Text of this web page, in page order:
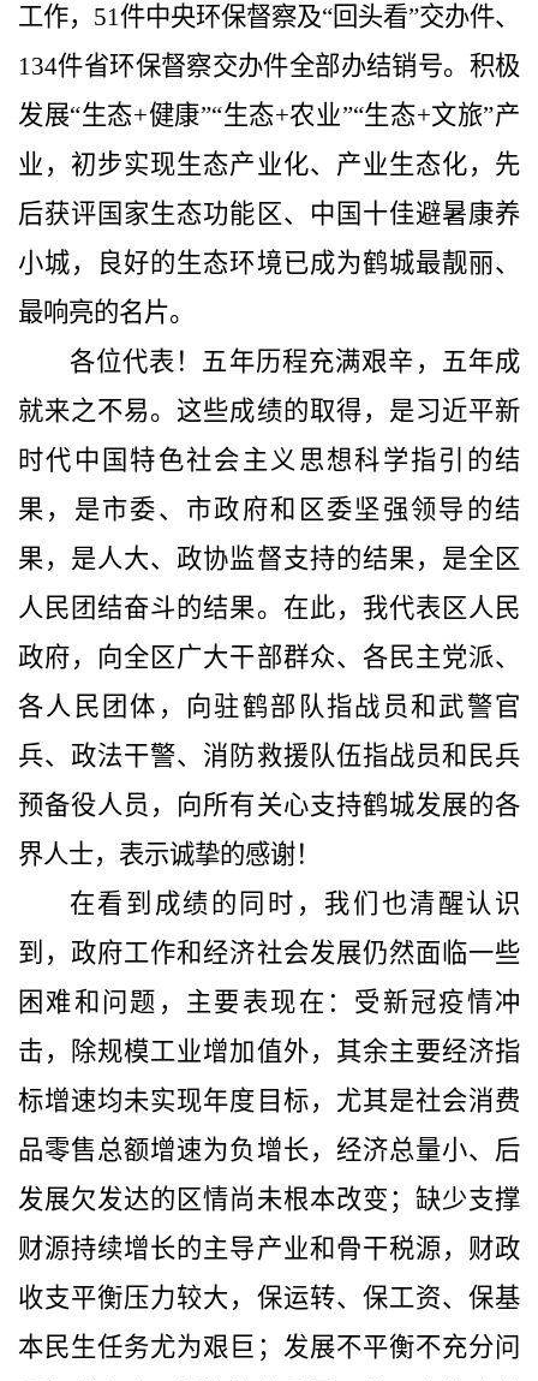
工作， 51件中央环保督察及“回头看”交办件、
134件省环保督察交办件全部办结销号。积极
发展“生态+健康”“生态+农业”“生态+文旅”产
业，初步实现生态产业化、产业生态化，先
后获评国家生态功能区、中国十佳避暑康养
小城，良好的生态环境已成为鹤城最靓丽、
最响亮的名片。
各位代表！五年历程充满艰辛，五年成
就来之不易。这些成绩的取得，是习近平新
时代中国特色社会主义思想科学指引的结
果，是市委、市政府和区委坚强领导的结
果，是人大、政协监督支持的结果，是全区
人民团结奋斗的结果。在此，我代表区人民
政府，向全区广大干部群众、各民主党派、
各人民团体，向驻鹤部队指战员和武警官
兵、政法干警、消防救援队伍指战员和民兵
预备役人员，向所有关心支持鹤城发展的各
界人士，表示诚挚的感谢！
在看到成绩的同时，我们也清醒认识
到，政府工作和经济社会发展仍然面临一些
困难和问题，主要表现在：受新冠疫情冲
击，除规模工业增加值外，其余主要经济指
标增速均未实现年度目标，尤其是社会消费
品零售总额增速为负增长， 经济总量小、后
发展欠发达的区情尚未根本改变；缺少支撑
财源持续增长的主导产业和骨干税源，财政
收支平衡压力较大，保运转、保工资、保基
本民生任务尤为艰巨；发展不平衡不充分问